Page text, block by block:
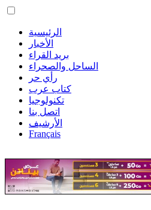
الرئيسية
الأخبار
بريد القراء
الساحل والصحراء
رأي حر
كتاب عرب
تكنولوجيا
اتصل بنا
الأرشيف
Français